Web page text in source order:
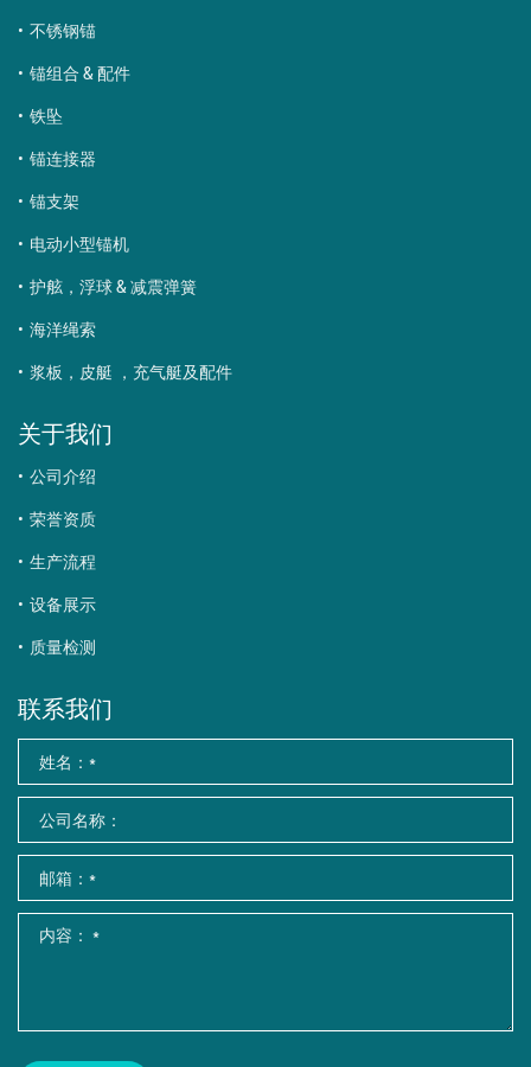
不锈钢锚
锚组合 & 配件
铁坠
锚连接器
锚支架
电动小型锚机
护舷，浮球 & 减震弹簧
海洋绳索
浆板，皮艇 ，充气艇及配件
关于我们
公司介绍
荣誉资质
生产流程
设备展示
质量检测
联系我们